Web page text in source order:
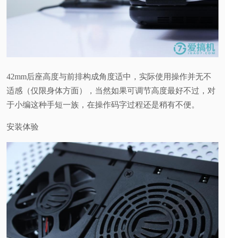
42mm后座高度与前排构成角度适中，实际使用操作并无不
适感（仅限身体方面），当然如果可调节高度最好不过，对
于小编这种手短一族，在操作码字过程还是稍有不便。
安装体验